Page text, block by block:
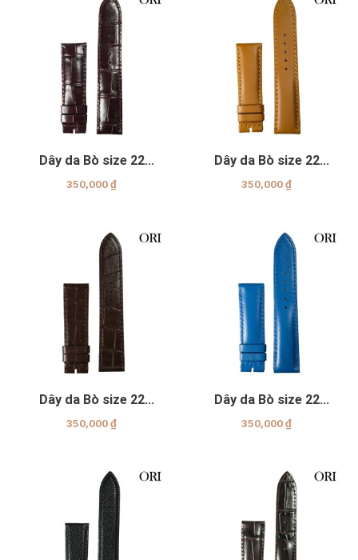
Dây da Bò size 22
Genuine
350,000₫
Dây da Bò size 22
Genuine
350,000₫
Dây da Bò size 22
Genuine
350,000₫
Dây da Bò size 22
Genuine
350,000₫